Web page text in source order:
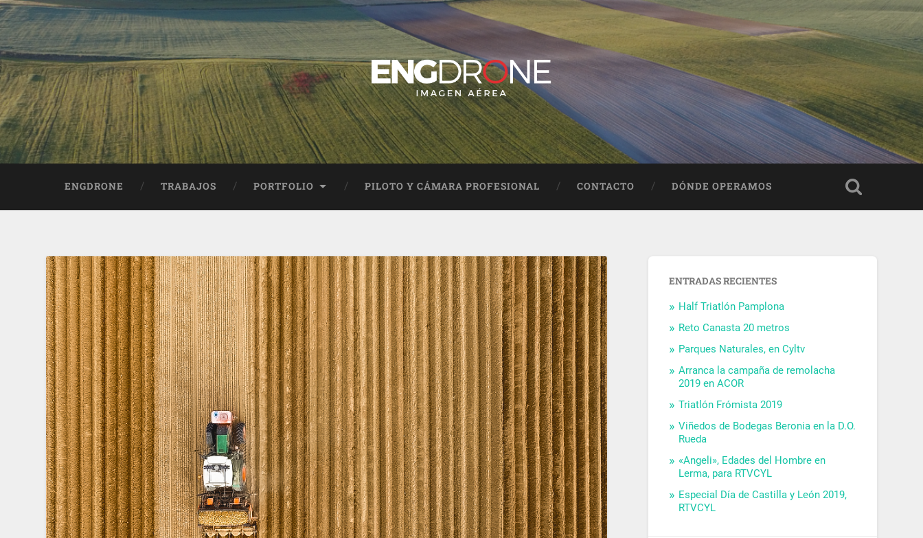
ENGDRONE TRABAJOS PORTFOLIO PILOTO Y CÁMARA PROFESIONAL CONTACTO DÓNDE OPERAMOS
ENTRADAS RECIENTES
Half Triatlón Pamplona
Reto Canasta 20 metros
Parques Naturales, en Cyltv
Arranca la campaña de remolacha
2019 en ACOR
Triatlón Frómista 2019
Viñedos de Bodegas Beronia en la D.O.
Rueda
«Angeli», Edades del Hombre en
Lerma, para RTVCYL
Especial Día de Castilla y León 2019,
RTVCYL